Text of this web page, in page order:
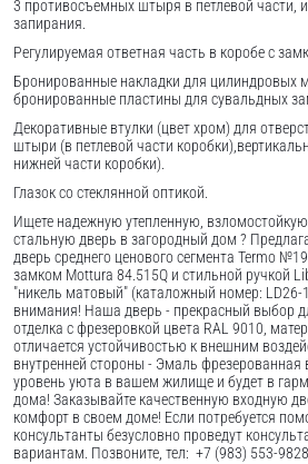
3 противосъемных штыря в петлевой части,
запирания.
Регулируемая ответная часть в коробе с
Бронированные накладки для цилиндровых
бронированные пластины для сувальдных
Декоративные втулки (цвет хром) для
штыри (в петлевой части
нижней части коробки).
Глазок со стеклянной оптикой.
Ищете надежную утепленную,
стальную дверь в загородный дом ?
дверь среднего ценового сегмента Termo
замком Mottura 84.515Q и стильной ручкой
"никель матовый" (каталожный номер: LD26-
внимания! Наша дверь - прекрасный выбор
отделка с фрезеровкой цвета RAL 9010,
отличается устойчивостью к внешним
внутренней стороны - Эмаль фрезерованная
уровень уюта в вашем жилище и будет в
дома! Заказывайте качественную входную
комфорт в своем доме! Если потребуется
консультанты безусловно проведут
вариантам. Позвоните, тел: +7 (983) 553-